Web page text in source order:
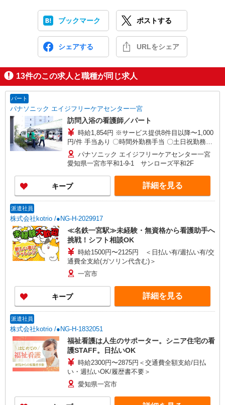
ブックマーク ポストする
シェアする URLをシェア
13件のこの求人と職種が同じ求人
パート
パナソニック エイジフリーケアセンター一宮
訪問入浴の看護師／パート
時給1,854円 ※サービス提供8件目以降〜1,000
円/件 手当あり 〇時間外勤務手当 〇土日祝勤務手
当 〇無事故無違反表彰金 〇年末年始勤務手当
パナソニック エイジフリーケアセンター一宮
愛知県一宮市平和1-9-1 サンローズ平和2F
キープ 詳細を見る
派遣社員
株式会社kotrio /●NG-H-2029917
≪名鉄一宮駅≫未経験・無資格から看護助手へ
挑戦！シフト相談OK
時給1500円〜2125円 ＜日払い有/週払い有/交
通費全支給(ガソリン代含む)＞
一宮市
キープ 詳細を見る
派遣社員
株式会社kotrio /●NG-H-1832051
福祉看護は人生のサポーター。シニア住宅の看
護STAFF。日払いOK
時給2300円〜2875円＜交通費全額支給/日払
い・週払いOK/履歴書不要＞
愛知県一宮市